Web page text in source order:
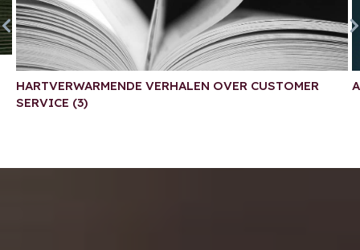
HARTVERWARMENDE VERHALEN OVER CUSTOMER
SERVICE (3)